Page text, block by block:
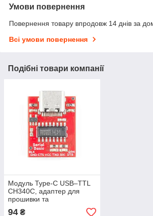
Умови повернення
Повернення товару впродовж 14 днів за
Всі умови повернення
Подібні товари компанії
Модуль Type-C USB–TTL
CH340C, адаптер для
прошивки та
налагодження
94 ₴